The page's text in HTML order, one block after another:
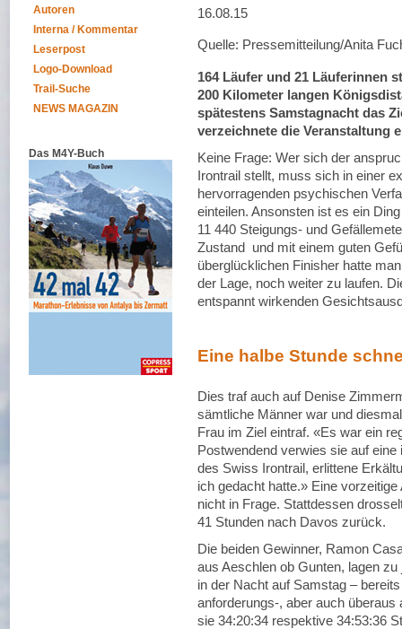
Autoren
Interna / Kommentar
Leserpost
Logo-Download
Trail-Suche
NEWS MAGAZIN
Das M4Y-Buch
16.08.15
Quelle: Pressemitteilung/Anita
164 Läufer und 21 Läuferinnen
200 Kilometer langen
spätestens Samstagnacht das
verzeichnete die Veranstaltung
Keine Frage: Wer sich der
Irontrail stellt, muss sich in einer
hervorragenden psychischen
einteilen. Ansonsten ist es ein
11 440 Steigungs- und
Zustand und mit einem guten
überglücklichen Finisher hatte
der Lage, noch weiter zu laufen.
entspannt wirkenden
Eine halbe Stunde
Dies traf auch auf Denise
sämtliche Männer war und
Frau im Ziel eintraf. «Es war ein
Postwendend verwies sie auf
des Swiss Irontrail, erlittene
ich gedacht hatte.» Eine
nicht in Frage. Stattdessen
41 Stunden nach Davos zurück.
Die beiden Gewinner, Ramon
aus Aeschlen ob Gunten, lagen
in der Nacht auf Samstag –
anforderungs-, aber auch
sie 34:20:34 respektive 34:53:36